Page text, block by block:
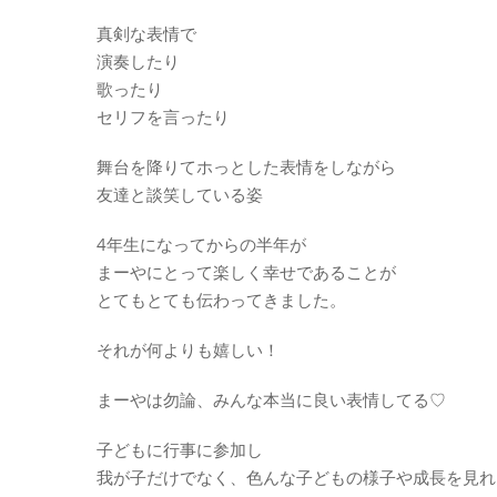
真剣な表情で
演奏したり
歌ったり
セリフを言ったり
舞台を降りてホっとした表情をしながら
友達と談笑している姿
4年生になってからの半年が
まーやにとって楽しく幸せであることが
とてもとても伝わってきました。
それが何よりも嬉しい！
まーやは勿論、みんな本当に良い表情してる♡
子どもに行事に参加し
我が子だけでなく、色んな子どもの様子や成長を見